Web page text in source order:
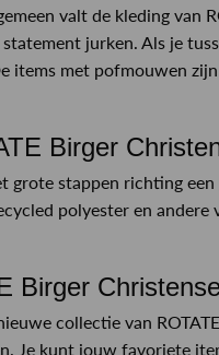
valt de kleding van
jurken. Als je
items met pofmouwen
Birger
grote stappen richting
polyester en
Birger
collectie van
Je kunt jouw favoriete